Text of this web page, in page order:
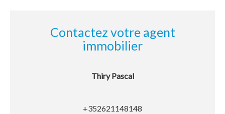
Contactez votre agent
immobilier
Thiry Pascal
+352621148148